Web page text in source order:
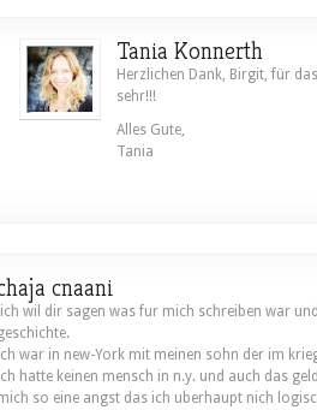
Tania Konnerth
Herzlichen Dank, Birgit, für
sehr!!!
Alles Gute,
Tania
cnaani
war in new-York mit meinen sohn der im
hatte keinen mensch in n.y. und auch das
so eine angst das ich uberhaupt nich